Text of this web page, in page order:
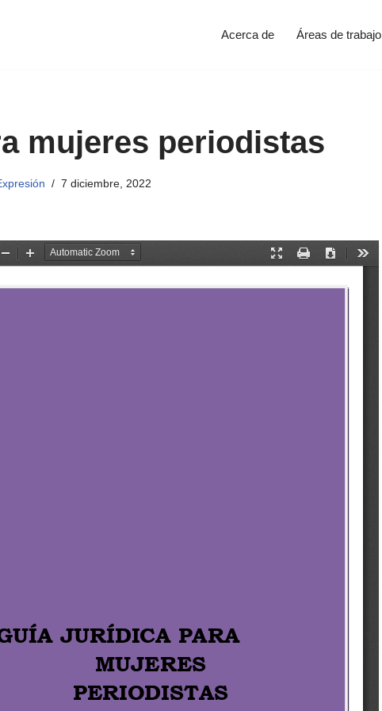
Acerca de Áreas de trabajo
mujeres periodistas
7 diciembre, 2022